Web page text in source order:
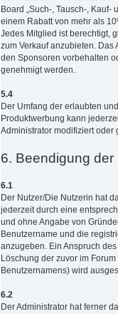
Board „Such-, Tausch-,
einem Rabatt von mehr als
Jedes Mitglied ist berechtigt,
zum Verkauf anzubieten.
den Sponsoren vorbehalten
genehmigt werden.
5.4
Der Umfang der erlaubten
Produktwerbung kann
Administrator modifiziert
6. Beendigung der
6.1
Der Nutzer/Die Nutzerin hat
jederzeit durch eine
und ohne Angabe von
Benutzername und die
anzugeben. Ein Anspruch
Löschung der zuvor im
Benutzernamens) wird
6.2
Der Administrator hat ferner